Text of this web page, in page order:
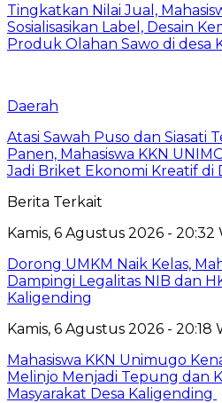
Tingkatkan Nilai Jual,
Sosialisasikan Label, Desain
Produk Olahan Sawo di desa
Daerah
Atasi Sawah Puso dan Siasati
Panen, Mahasiswa KKN
Jadi Briket Ekonomi Kreatif di
Berita Terkait
Kamis, 6 Agustus 2026 - 20:32
Dorong UMKM Naik Kelas,
Dampingi Legalitas NIB dan
Kaligending
Kamis, 6 Agustus 2026 - 20:18
Mahasiswa KKN Unimugo
Melinjo Menjadi Tepung dan
Masyarakat Desa Kaligending